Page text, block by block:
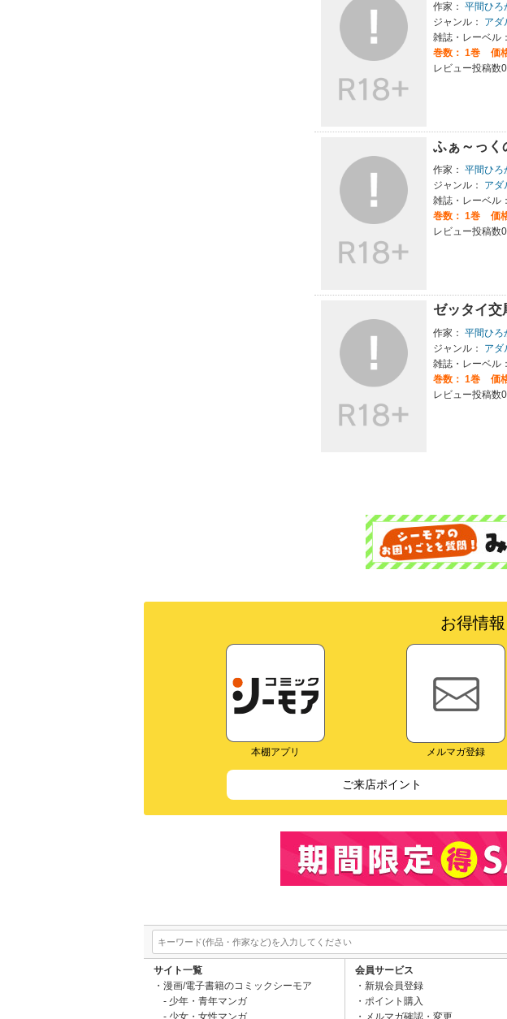
作家： 平間ひろ
ジャンル：
アダ
雑誌・レーベル：
巻数： 1巻
価
レビュー投稿数
ふぁ～っく
作家： 平間ひろ
ジャンル：
アダ
雑誌・レーベル：
巻数： 1巻
価
レビュー投稿数
ゼッタイ交
作家： 平間ひろ
ジャンル：
アダ
雑誌・レーベル：
巻数： 1巻
価
レビュー投稿数
お得情
本棚アプリ メルマガ登録
ご来店ポイント
サイト一覧
漫画/電子書籍のコミックシーモア
少年・青年マンガ
会員サービス
新規会員登録
ポイント購入